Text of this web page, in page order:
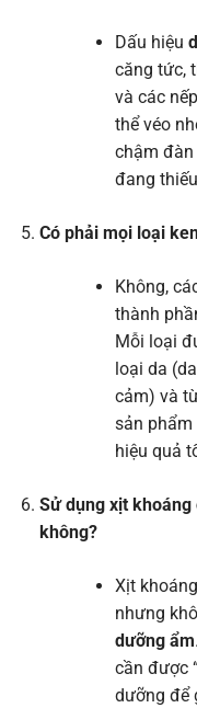
Dấu hiệu
căng tức,
và các
thể véo
chậm
đang
Có phải mọi loại
Không,
thành
Mỗi loại
loại da
cảm) và
sản
hiệu quả
Sử dụng xịt
không?
Xịt
nhưng
dưỡng ẩm
cần được
dưỡng để